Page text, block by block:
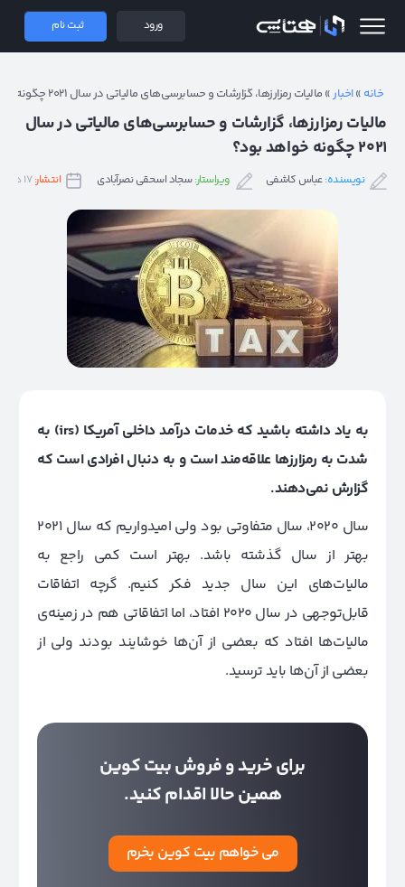
همتاپی ورود ثبت نام
خانه »اخبار» مالیات‌ رمزارزها، گزارشات و حسابرسی‌های مالیاتی در سال ۲۰۲۱ چگونه خواهد بود؟
مالیات‌ رمزارزها، گزارشات و حسابرسی‌های مالیاتی در سال
۲۰۲۱ چگونه خواهد بود؟
نویسنده:عباس کاشفی ویراستار:سجاد اسحقی نصرآبادی انتشار:۱۷ دی ۱۳۹۹
به یاد داشته باشید که خدمات درآمد داخلی آمریکا (irs) به
شدت به رمزارزها علاقه‌مند است و به دنبال افرادی است که
گزارش نمی‌دهند.
سال 2020،‌ سال متفاوتی بود ولی امیدواریم که سال 2021
بهتر از سال گذشته باشد. بهتر است کمی راجع به
مالیات‌های این سال جدید فکر کنیم. گرچه اتفاقات
قابل‌توجهی در سال 2020 افتاد، اما اتفاقاتی هم در زمینه‌ی
مالیات‌ها افتاد که بعضی از آن‌ها خوشایند بودند ولی از
بعضی از آن‌ها باید ترسید.
برای خرید و فروش بیت کوین
همین حالا اقدام کنید.
می خواهم بیت کوین بخرم